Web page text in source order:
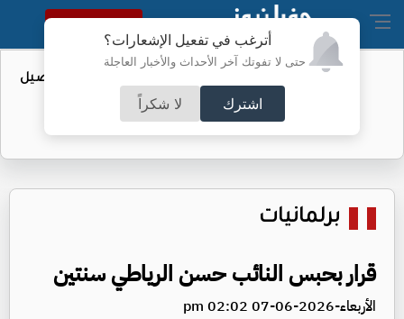
أترغب في تفعيل الإشعارات؟
حتى لا تفوتك آخر الأحداث والأخبار العاجلة
اشترك لا شكراً
النسخة الكاملة
عطاء حكومي لتعزيز مخزون النفط - تفاصيل
برلمانيات
قرار بحبس النائب حسن الرياطي سنتين
الأربعاء-2026-06-07 02:02 pm